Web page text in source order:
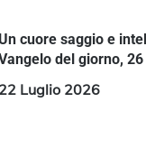
Un cuore saggio e
del giorno,
22 Luglio 2026